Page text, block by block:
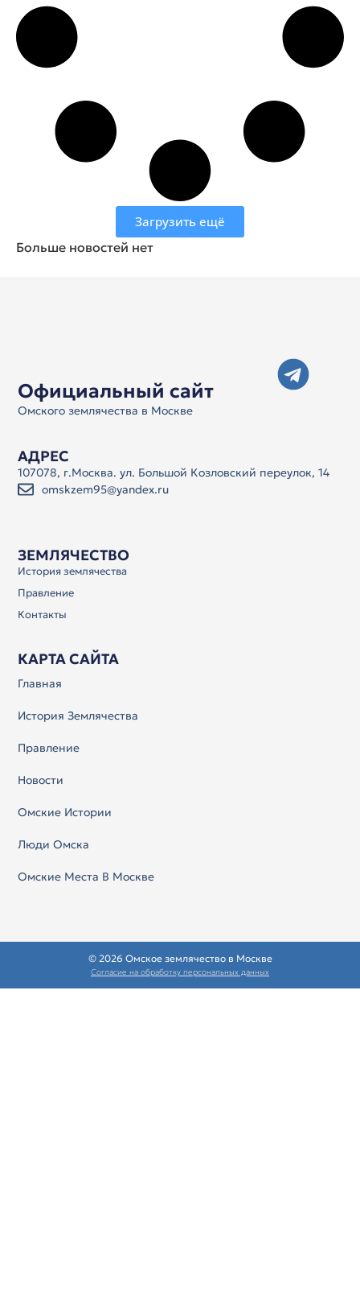
Загрузить ещё
Больше новостей нет
Официальный сайт
Омского землячества в Москве
ЗЕМЛЯЧЕСТВО
История землячества
Правление
Контакты
КАРТА САЙТА
Главная
История Землячества
Правление
Новости
Омские Истории
Люди Омска
Омские Места В Москве
АДРЕС
107078, г.Москва. ул. Большой Козловский переулок, 14
omskzem95@yandex.ru
© 2026 Омское землячество в Москве
Согласие на обработку персональных данных